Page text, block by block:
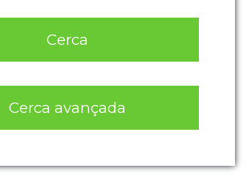
Cerca
Cerca avançada